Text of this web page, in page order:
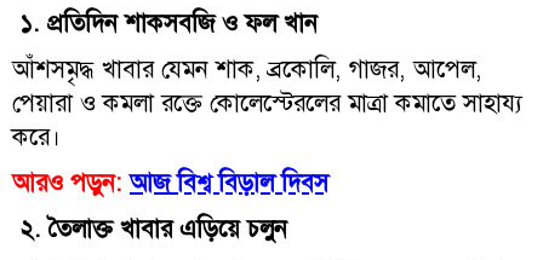
১. প্রতিদিন শাকসবজি ও ফল খান
আঁশসমৃদ্ধ খাবার যেমন শাক, ব্রকোলি, গাজর, আপেল,
পেয়ারা ও কমলা রক্তে কোলেস্টেরলের মাত্রা কমাতে সাহায্য
করে।
আরও পড়ুন: আজ বিশ্ব বিড়াল দিবস
২. তৈলাক্ত খাবার এড়িয়ে চলুন